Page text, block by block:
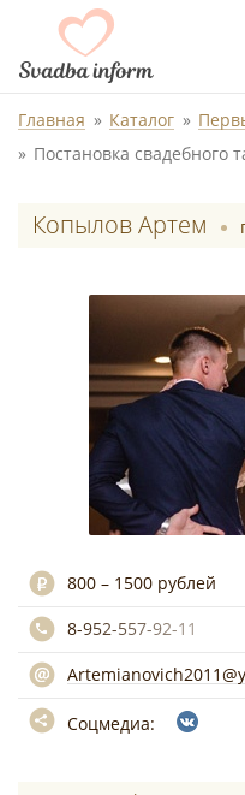
Главная Каталог
Постановка свадебного
Копылов Артем
800 – 1500 рублей
8-952-557-92-11
Соцмедиа: